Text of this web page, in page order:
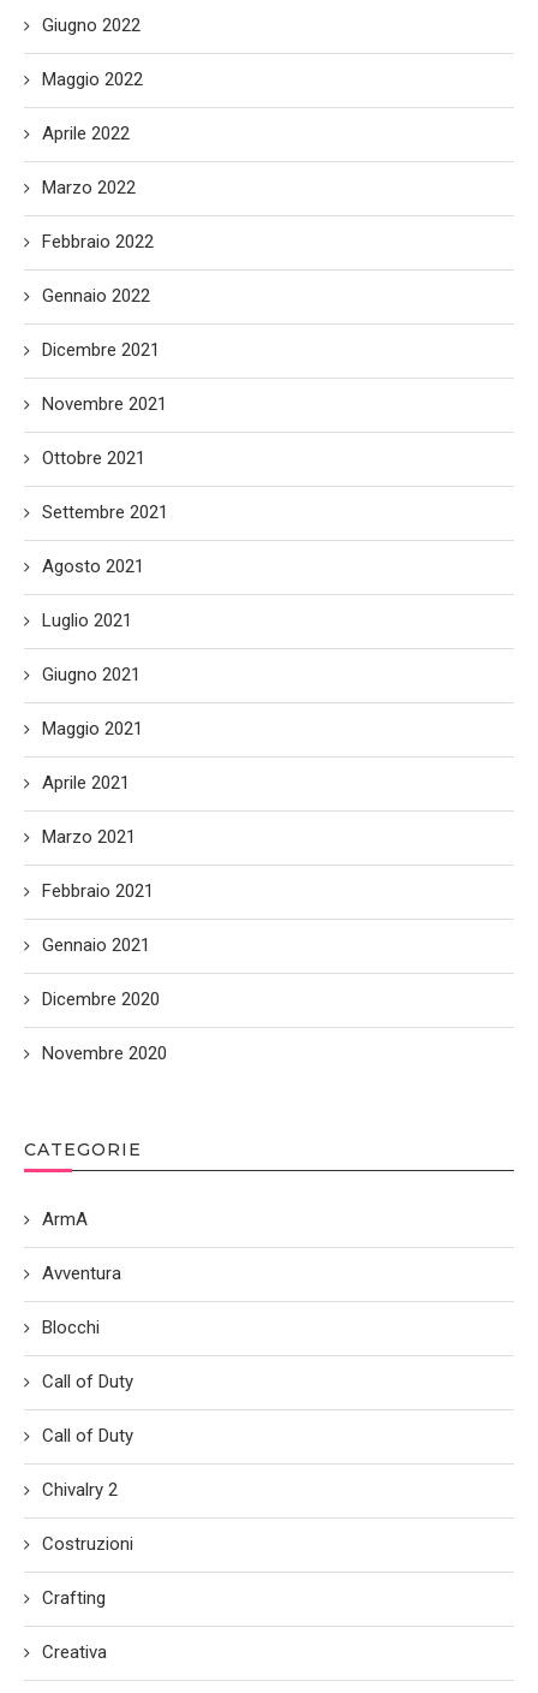
Giugno 2022
Maggio 2022
Aprile 2022
Marzo 2022
Febbraio 2022
Gennaio 2022
Dicembre 2021
Novembre 2021
Ottobre 2021
Settembre 2021
Agosto 2021
Luglio 2021
Giugno 2021
Maggio 2021
Aprile 2021
Marzo 2021
Febbraio 2021
Gennaio 2021
Dicembre 2020
Novembre 2020
CATEGORIE
ArmA
Avventura
Blocchi
Call of Duty
Call of Duty
Chivalry 2
Costruzioni
Crafting
Creativa